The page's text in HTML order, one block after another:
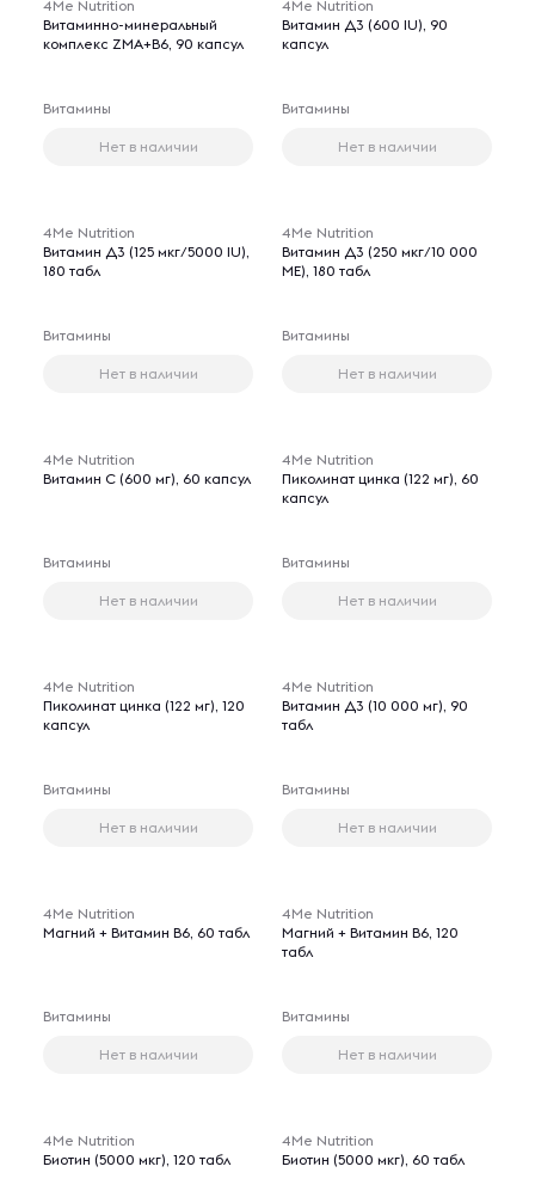
4Me Nutrition
Витаминно-минеральный
комплекс ZMA+B6, 90 капсул
Витамины
Нет в наличии
4Me Nutrition
Витамин Д3 (600 IU), 90
капсул
Витамины
Нет в наличии
4Me Nutrition
Витамин Д3 (125 мкг/5000 IU),
180 табл
Витамины
Нет в наличии
4Me Nutrition
Витамин Д3 (250 мкг/10 000
МЕ), 180 табл
Витамины
Нет в наличии
4Me Nutrition
Витамин С (600 мг), 60 капсул
Витамины
Нет в наличии
4Me Nutrition
Пиколинат цинка (122 мг), 60
капсул
Витамины
Нет в наличии
4Me Nutrition
Пиколинат цинка (122 мг), 120
капсул
Витамины
Нет в наличии
4Me Nutrition
Витамин Д3 (10 000 мг), 90
табл
Витамины
Нет в наличии
4Me Nutrition
Магний + Витамин В6, 60 табл
Витамины
Нет в наличии
4Me Nutrition
Магний + Витамин В6, 120
табл
Витамины
Нет в наличии
4Me Nutrition
Биотин (5000 мкг), 120 табл
4Me Nutrition
Биотин (5000 мкг), 60 табл